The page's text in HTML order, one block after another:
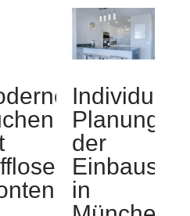
Planung
der
in